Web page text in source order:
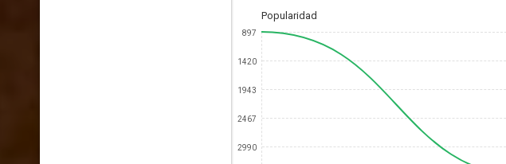
Popularidad
897
1420
1943
2467
2990